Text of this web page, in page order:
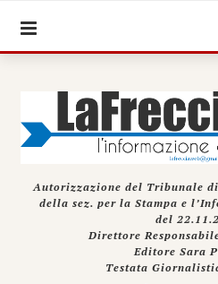
Autorizzazione del Tribunale
della sez. per la Stampa e
del
Direttore
Editore Sara
Testata